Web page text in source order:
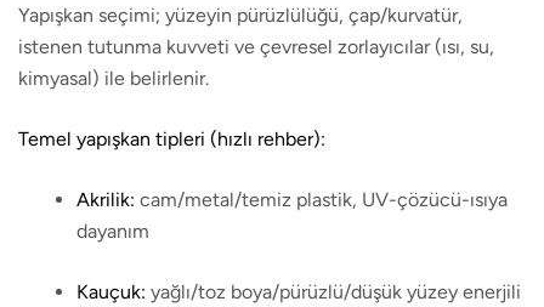
Yapışkan seçimi; yüzeyin pürüzlülüğü, çap/kurvatür,
istenen tutunma kuvveti ve çevresel zorlayıcılar (ısı, su,
kimyasal) ile belirlenir.
Temel yapışkan tipleri (hızlı rehber):
Akrilik: cam/metal/temiz plastik, UV-çözücü-ısıya
dayanım
Kauçuk: yağlı/toz boya/pürüzlü/düşük yüzey enerjili